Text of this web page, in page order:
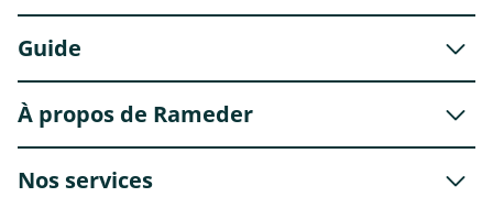
Guide
À propos de Rameder
Nos services